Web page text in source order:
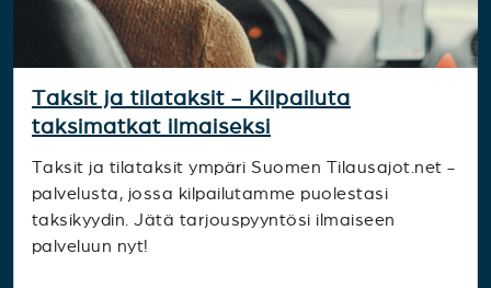
Taksit ja tilataksit - Kilpailuta
taksimatkat ilmaiseksi
Taksit ja tilataksit ympäri Suomen Tilausajot.net -
palvelusta, jossa kilpailutamme puolestasi
taksikyydin. Jätä tarjouspyyntösi ilmaiseen
palveluun nyt!